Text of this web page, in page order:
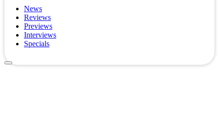
News
Reviews
Previews
Interviews
Specials